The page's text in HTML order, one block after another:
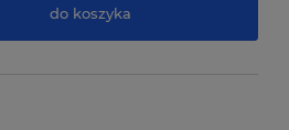
do koszyka